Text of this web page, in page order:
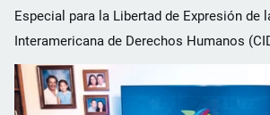
Especial para la Libertad de Expresión de
Interamericana de Derechos Humanos